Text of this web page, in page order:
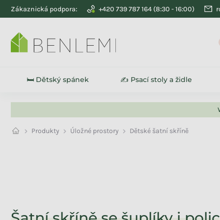
Přejít na obsah
Zákaznická podpora: +420 739 787 164
🛏️ Dětský spánek ✍️ Psací stoly a židle
Produkty Úložné prostory Dětské šatní skříně